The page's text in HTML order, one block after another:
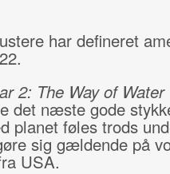
har defineret
2: The Way of Water
det næste gode
planet føles trods
sig gældende på
USA.